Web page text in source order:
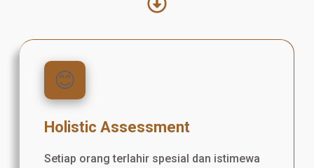
😊
Holistic Assessment
Setiap orang terlahir spesial dan istimewa